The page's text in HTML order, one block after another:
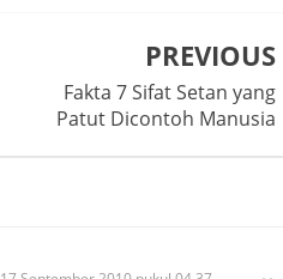
PREVIOUS
Fakta 7 Sifat Setan yang
Patut Dicontoh Manusia